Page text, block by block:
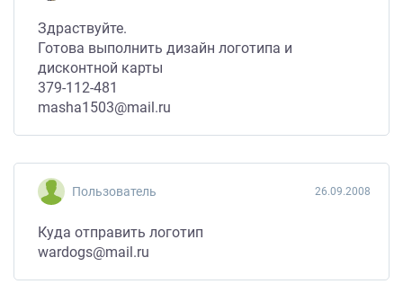
Здраствуйте.
Готова выполнить дизайн логотипа и
дисконтной карты
379-112-481
masha1503@mail.ru
Пользователь 26.09.2008
Куда отправить логотип
wardogs@mail.ru